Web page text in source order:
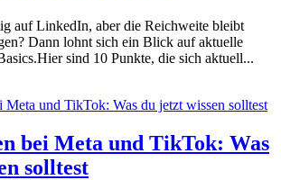
auf LinkedIn, aber die Reichweite bleibt
Dann lohnt sich ein Blick auf aktuelle
sind 10 Punkte, die sich aktuell...
bei Meta und TikTok: Was
solltest